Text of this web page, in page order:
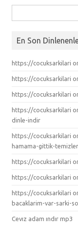
En Son
https://cocuksarkilari
https://cocuksarkilari
https://cocuksarkilari
https://cocuksarkilari
dinle-indir
https://cocuksarkilari
hamama-gittik-
https://cocuksarkilari
https://cocuksarkilari
https://cocuksarkilari
bacaklarim-var-sarki-
Cevız adam ındır mp3